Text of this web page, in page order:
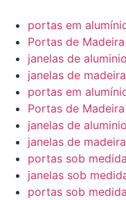
portas em
Portas de Madeira
janelas de aluminio
janelas de madeira
portas em
Portas de Madeira
janelas de aluminio
janelas de madeira
portas sob medida
janelas sob
portas sob medida